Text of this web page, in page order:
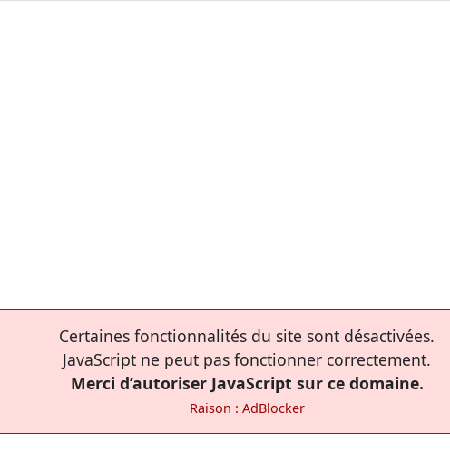
Certaines fonctionnalités du site sont désactivées.
JavaScript ne peut pas fonctionner correctement.
Merci d’autoriser JavaScript sur ce domaine.
Raison : AdBlocker